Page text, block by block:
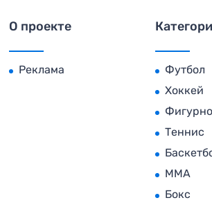
О проекте
Реклама
Футбол
Хоккей
Теннис
MMA
Бокс